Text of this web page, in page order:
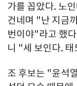
가를 꼽았다. 노
건네며 "난 지금
번이야"라고 했
니 "세 보인다.
조 후보는 "윤석